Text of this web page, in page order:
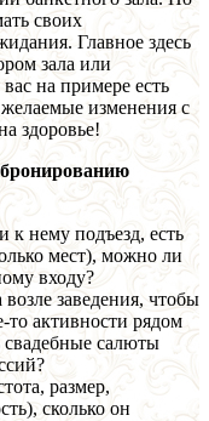
своих
Главное здесь
зала или
на примере есть
изменения с
здоровье!
к нему подъезд, есть
мест), можно ли
входу?
заведения, чтобы
активности рядом
салюты
размер,
сколько он